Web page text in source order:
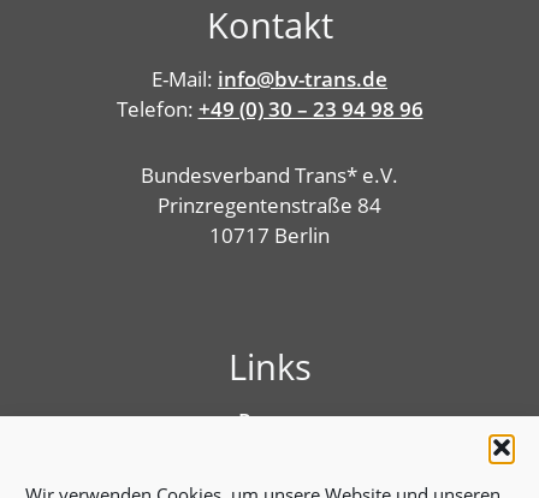
Kontakt
E-Mail: info@bv-trans.de
Telefon: +49 (0) 30 – 23 94 98 96
Bundesverband Trans* e.V.
Prinzregentenstraße 84
10717 Berlin
Links
Presse